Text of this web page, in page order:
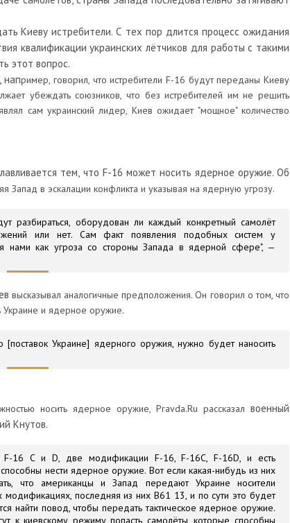
Киеву истребители. С тех пор длится процесс ожидания
квалификации украинских лётчиков для работы с такими
этот вопрос.
например, говорил, что истребители F-16 будут переданы Киеву
убеждать союзников, что без истребителей им не решить
сам украинский лидер, Киев ожидает "мощное" количество
тем, что F-16 может носить ядерное оружие. Об
Запад в эскалации конфликта и указывая на ядерную угрозу.
разбираться, оборудован ли каждый конкретный самолёт
или нет. Сам факт появления подобных систем у
нами как угроза со стороны Запада в ядерной сфере", —
высказывал аналогичные предположения. Он говорил о том, что
Украине и ядерное оружие.
Украине] ядерного оружия, нужно будет наносить
носить ядерное оружие, Pravda.Ru рассказал военный
Кнутов.
F-16 C и D, две модификации F-16, F-16С, F-16D, и есть
нести ядерное оружие. Вот если какая-нибудь из них
что американцы и Запад передают Украине носители
последняя из них B61 13, и по сути это будет
найти повод, чтобы передать тактическое ядерное оружие.
к киевскому режиму попасть самолёты, которые способны